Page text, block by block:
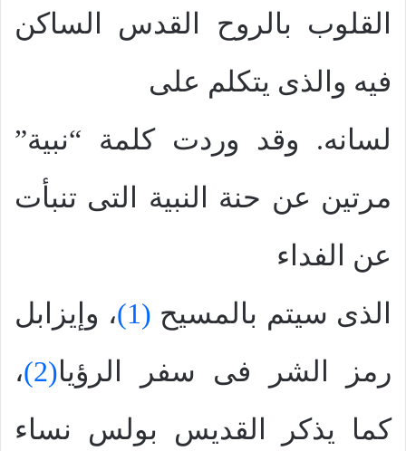
القلوب بالروح القدس الساكن
فيه والذى يتكلم على
لسانه. وقد وردت كلمة “نبية”
مرتين عن حنة النبية التى تنبأت
عن الفداء
الذى سيتم بالمسيح (1)
، وإيزابل
رمز الشر فى سفر الرؤيا(2)
،
كما يذكر القديس بولس نساء